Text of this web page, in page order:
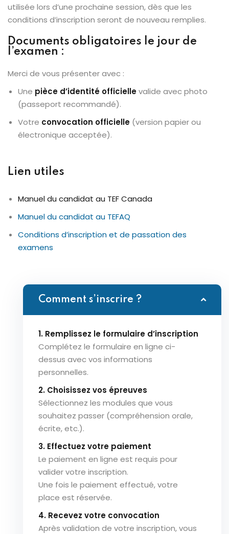
utilisée lors d’une prochaine session, dès que les
conditions d’inscription seront de nouveau remplies.
Documents obligatoires le jour de
l’examen :
Merci de vous présenter avec :
Une pièce d’identité officiellevalide avec photo
(passeport recommandé).
Votre convocation officielle (version papier ou
électronique acceptée).
Lien utiles
Manuel du candidat au TEF Canada
Manuel du candidat au TEFAQ
Conditions d’inscription et de passation des
examens
Comment s’inscrire ?
1. Remplissez le formulaire d’inscription
Complétez le formulaire en ligne ci-
dessus avec vos informations
personnelles.
2. Choisissez vos épreuves
Sélectionnez les modules que vous
souhaitez passer (compréhension orale,
écrite, etc.).
3. Effectuez votre paiement
Le paiement en ligne est requis pour
valider votre inscription.
Une fois le paiement effectué, votre
place est réservée.
4. Recevez votre convocation
Après validation de votre inscription, vous